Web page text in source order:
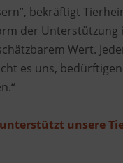
bekräftigt
der
Wert.
es uns,
unsere